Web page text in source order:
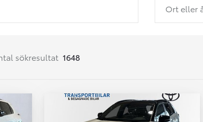
Corolla
HYBRID
Ort eller
sökresultat 1648